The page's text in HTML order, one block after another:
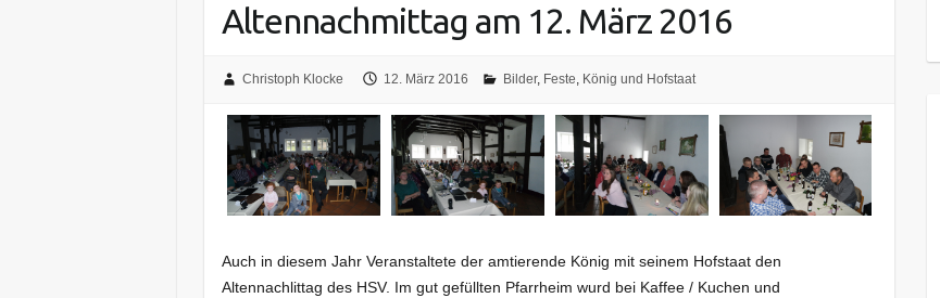
Altennachmittag am 12. März 2016
Christoph Klocke 12. März 2016 Bilder, Feste, König und Hofstaat
Auch in diesem Jahr Veranstaltete der amtierende König mit seinem Hofstaat den
Altennachlittag des HSV. Im gut gefüllten Pfarrheim wurd bei Kaffee / Kuchen und